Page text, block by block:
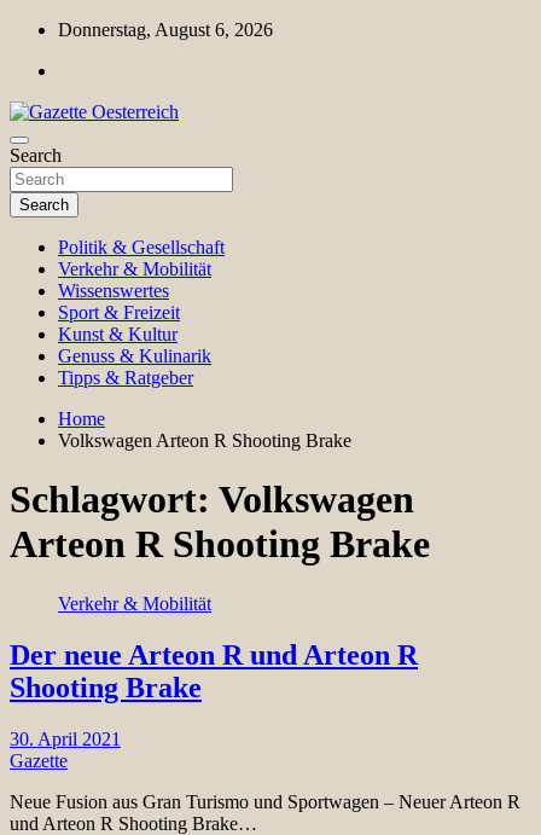
Skip
content
Donnerstag, August 6, 2026
Gazette Oesterreich
Magazin für Freizeit, Politik, Kultur & Wissenschaft
Search
Search
Politik & Gesellschaft
Verkehr & Mobilität
Wissenswertes
Sport & Freizeit
Kunst & Kultur
Genuss & Kulinarik
Tipps & Ratgeber
Home
Volkswagen Arteon R Shooting Brake
Schlagwort: Volkswagen
Arteon R Shooting Brake
Verkehr & Mobilität
Der neue Arteon R und Arteon R
Shooting Brake
30. April 2021
Gazette
Neue Fusion aus Gran Turismo und Sportwagen – Neuer Arteon R
und Arteon R Shooting Brake…